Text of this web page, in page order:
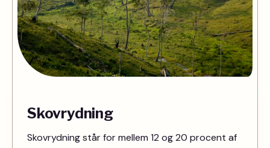
Skovrydning
Skovrydning står for mellem 12 og 20 procent af